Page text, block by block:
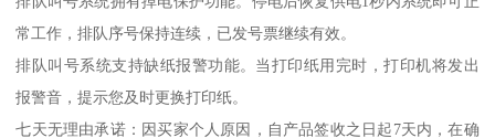
常工作，排队序号保持连续，已发号票继续有效。
排队叫号系统支持缺纸报警功能。当打印纸用完时，打印机将发出
报警音，提示您及时更换打印纸。
七天无理由承诺：因买家个人原因，自产品签收之日起7天内，在确